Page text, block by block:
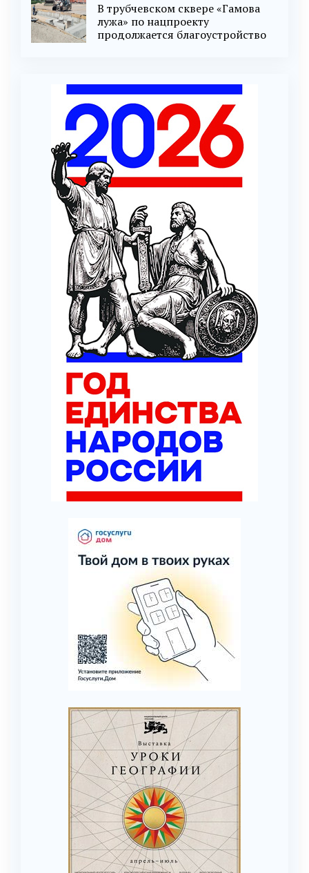
В трубчевском сквере «Гамова
лужа» по нацпроекту
продолжается благоустройство